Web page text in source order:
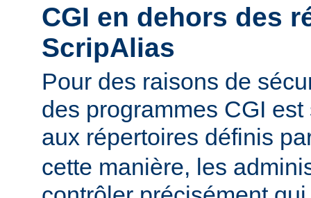
CGI en dehors des
ScripAlias
Pour des raisons de
des programmes CGI
aux répertoires définis
cette manière, les